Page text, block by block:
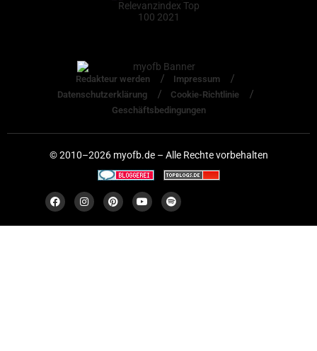
Redakteur werden
Impressum
Datenschutzerklärung
Cookie-Richtlinie
Geschäftsbedingungen
© 2010–2026 myofb.de – Alle Rechte vorbehalten